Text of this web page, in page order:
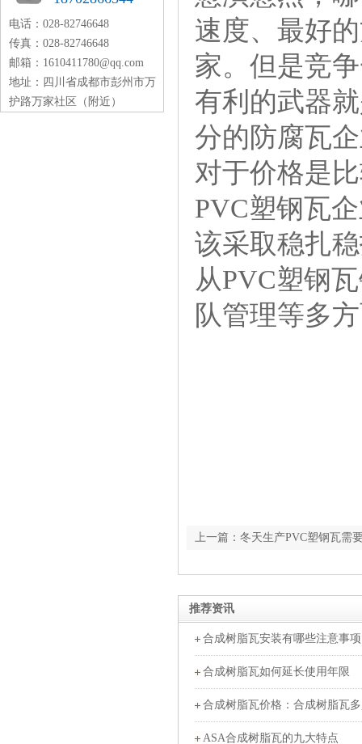
速度、最好
家。但是竞
有利的武器
分的防腐瓦
对于价格是
PVC塑钢瓦
该采取稳扎
从PVC塑钢
队管理等多
上一篇：冬天生产PVC塑钢瓦需
推荐资讯
合成树脂瓦安装有哪些注意事项
合成树脂瓦如何延长使用年限
合成树脂瓦价格：合成树脂瓦
ASA合成树脂瓦的九大特点
电话：028-82746648
传真：028-82746648
邮箱：1610411780@qq.com
地址：四川省成都市彭州市万
护路万家社区（附近）